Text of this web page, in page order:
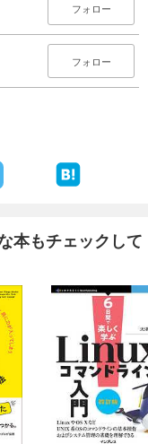
フォロー
フォロー
本もチェックして